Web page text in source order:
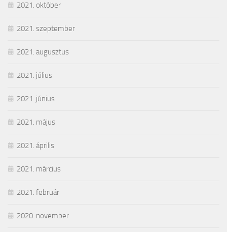
2021. október
2021. szeptember
2021. augusztus
2021. július
2021. június
2021. május
2021. április
2021. március
2021. február
2020. november